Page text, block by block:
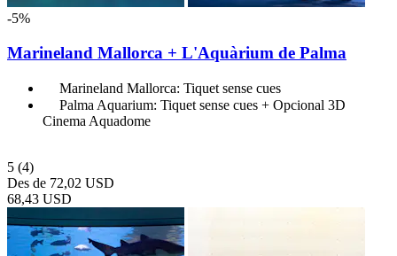
-5%
Marineland Mallorca + L'Aquàrium de Palma
Marineland Mallorca: Tiquet sense cues
Palma Aquarium: Tiquet sense cues + Opcional 3D
Cinema Aquadome
5 (4)
Des de 72,02 USD
68,43 USD